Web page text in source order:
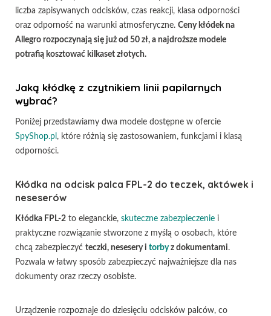
liczba zapisywanych odcisków, czas reakcji, klasa odporności
oraz odporność na warunki atmosferyczne. Ceny kłódek na
Allegro rozpoczynają się już od 50 zł, a najdroższe modele
potrafią kosztować kilkaset złotych.
Jaką kłódkę z czytnikiem linii papilarnych
wybrać?
Poniżej przedstawiamy dwa modele dostępne w ofercie
SpyShop.pl , które różnią się zastosowaniem, funkcjami i klasą
odporności.
Kłódka na odcisk palca FPL-2 do teczek, aktówek i
neseserów
Kłódka FPL-2 to eleganckie, skuteczne zabezpieczenie i
praktyczne rozwiązanie stworzone z myślą o osobach, które
chcą zabezpieczyć teczki, nesesery i torbyz dokumentami.
Pozwala w łatwy sposób zabezpieczyć najważniejsze dla nas
dokumenty oraz rzeczy osobiste.
Urządzenie rozpoznaje do dziesięciu odcisków palców, co